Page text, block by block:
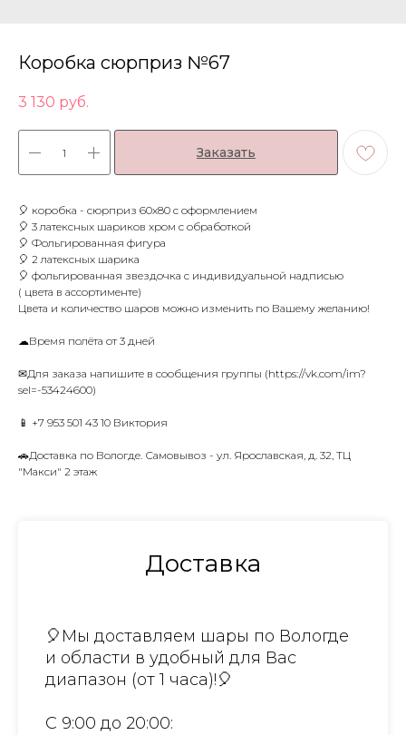
Коробка сюрприз №67
3 130 руб.
Заказать
🎈 коробка - сюрприз 60х80 с оформлением
🎈 3 латексных шариков хром с обработкой
🎈 Фольгированная фигура
🎈 2 латексных шарика
🎈 фольгированная звездочка с индивидуальной надписью
( цвета в ассортименте)
Цвета и количество шаров можно изменить по Вашему желанию!
☁Время полёта от 3 дней
✉Для заказа напишите в сообщения группы (https://vk.com/im?
sel=-53424600)
📱 +7 953 501 43 10 Виктория
🚗Доставка по Вологде. Самовывоз - ул. Ярославская, д. 32, ТЦ
"Макси" 2 этаж
Доставка
🎈Мы доставляем шары по Вологде
и области в удобный для Вас
диапазон (от 1 часа)!🎈
С 9:00 до 20:00: